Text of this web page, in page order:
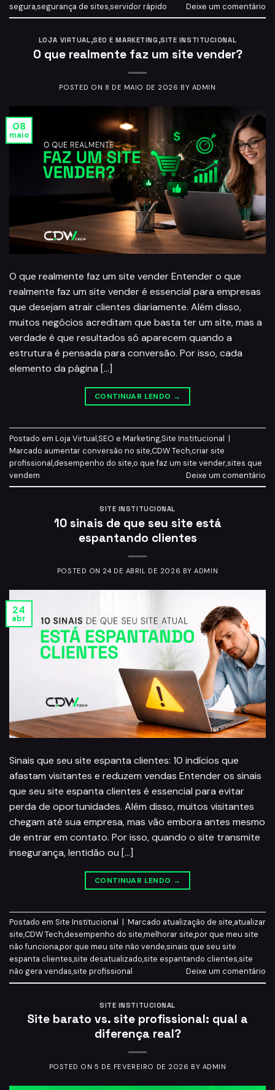
segura,segurança de sites,servidor rápido Deixe um comentário
LOJA VIRTUAL,SEO E MARKETING ,SITE INSTITUCIONAL
O que realmente faz um site vender?
POSTED ON 8 DE MAIO DE 2026 BY ADMIN
08
maio
O que realmente faz um site vender Entender o que
realmente faz um site vender é essencial para empresas
que desejam atrair clientes diariamente. Além disso,
muitos negócios acreditam que basta ter um site, mas a
verdade é que resultados só aparecem quando a
estrutura é pensada para conversão. Por isso, cada
elemento da página […]
CONTINUAR LENDO →
Postado em Loja Virtual,SEO e Marketing,Site Institucional |
Marcado aumentar conversão no site,CDW Tech,criar site
profissional,desempenho do site,o que faz um site vender,sites que
vendem
Deixe um comentário
SITE INSTITUCIONAL
10 sinais de que seu site está
espantando clientes
POSTED ON 24 DE ABRIL DE 2026 BYADMIN
24
abr
Sinais que seu site espanta clientes: 10 indícios que
afastam visitantes e reduzem vendas Entender os sinais
que seu site espanta clientes é essencial para evitar
perda de oportunidades. Além disso, muitos visitantes
chegam até sua empresa, mas vão embora antes mesmo
de entrar em contato. Por isso, quando o site transmite
insegurança, lentidão ou […]
CONTINUAR LENDO →
Postado em Site Institucional | Marcado atualização de site,atualizar
site,CDW Tech,desempenho do site,melhorar site,por que meu site
não funciona,por que meu site não vende,sinais que seu site
espanta clientes,site desatualizado,site espantando clientes,site
não gera vendas,site profissional Deixe um comentário
SITE INSTITUCIONAL
Site barato vs. site profissional: qual a
diferença real?
POSTED ON5 DE FEVEREIRO DE 2026 BY ADMIN